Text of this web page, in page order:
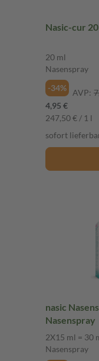
Nasic-cur
20 ml
Nasenspray
-34% AVP:
4,95 €
247,50 € / 1 l
sofort
nasic
Nasenspray
2X15 ml = 30
Nasenspray